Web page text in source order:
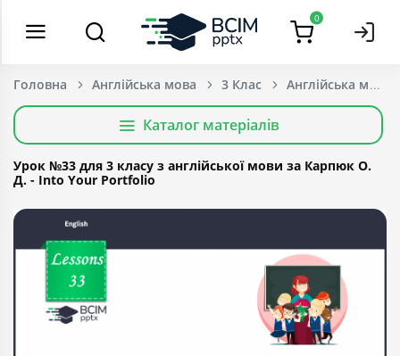
0
Головна Англійська мова 3 Клас
Каталог матеріалів
Урок №33 для 3 класу з англійської мови за Карпюк О.
Д. - Into Your Portfolio